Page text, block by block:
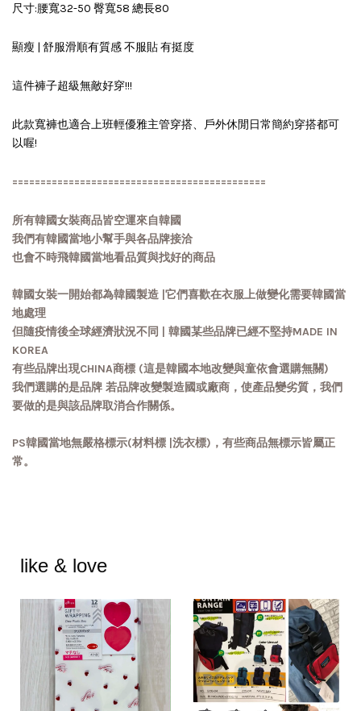
尺寸:腰寬32-50 臀寬58 總長80
顯瘦 | 舒服滑順有質感 不服貼 有挺度
這件褲子超級無敵好穿!!!
此款寬褲也適合上班輕優雅主管穿搭、戶外休閒日常簡約穿搭都可
以喔!
=============================================
所有韓國女裝商品皆空運來自韓國
我們有韓國當地小幫手與各品牌接洽
也會不時飛韓國當地看品質與找好的商品
韓國女裝一開始都為韓國製造 |它們喜歡在衣服上做變化需要韓國當
地處理
但隨疫情後全球經濟狀況不同 | 韓國某些品牌已經不堅持MADE IN
KOREA
有些品牌出現CHINA商標 (這是韓國本地改變與童依會選購無關)
我們選購的是品牌 若品牌改變製造國或廠商，使產品變劣質，我們
要做的是與該品牌取消合作關係。
PS韓國當地無嚴格標示(材料標 |洗衣標)，有些商品無標示皆屬正
常。
like & love